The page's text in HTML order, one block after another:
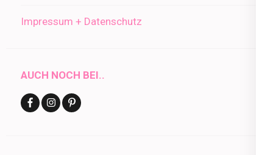
Impressum + Datenschutz
AUCH NOCH BEI..